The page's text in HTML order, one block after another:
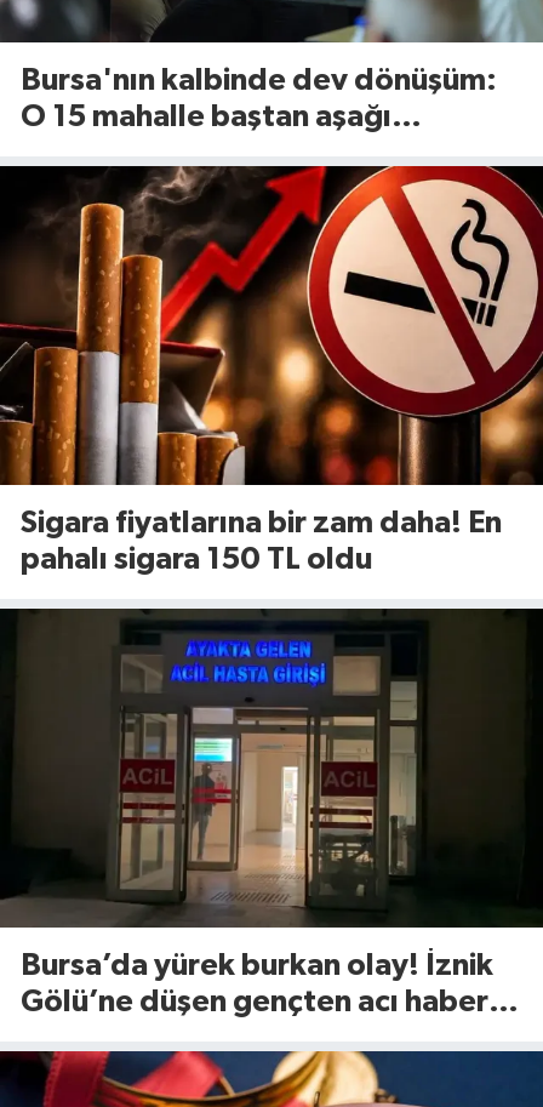
Bursa'nın kalbinde dev dönüşüm:
O 15 mahalle baştan aşağı
Sigara fiyatlarına bir zam daha! En
pahalı sigara 150 TL oldu
Bursa’da yürek burkan olay! İznik
Gölü’ne düşen gençten acı haber